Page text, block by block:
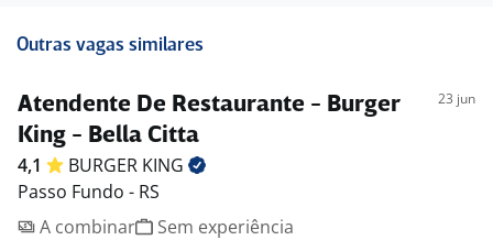
Outras vagas similares
Atendente De Restaurante - Burger
King - Bella Citta
23 jun
4,1 BURGER KING
Passo Fundo - RS
A combinar
Sem experiência